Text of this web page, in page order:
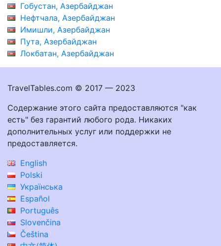
Гобустан, Азербайджан
Нефтчала, Азербайджан
Имишли, Азербайджан
Пута, Азербайджан
Локбатан, Азербайджан
TravelTables.com © 2017 — 2023
Содержание этого сайта предоставляются "как
есть" без гарантий любого рода. Никаких
дополнительных услуг или поддержки не
предоставляется.
English
Polski
Українська
Español
Português
Slovenčina
Čeština